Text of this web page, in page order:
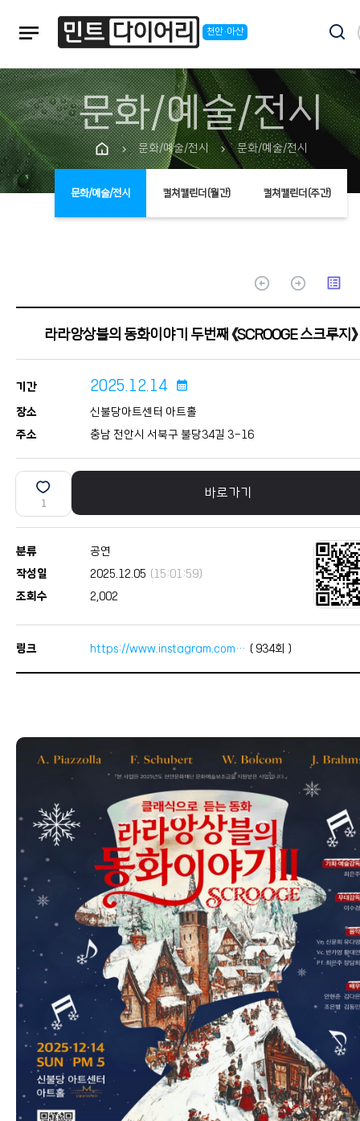
notes 천안·아산
문화/예술/전시
chevron_right 문화/예술/전시 chevron_right 문화/예술/전시
문화/예술/전시 컬쳐캘린더(월간) 컬쳐캘린더(주간)
arrow_circle_up arrow_circle_up list_alt
라라앙상블의 동화이야기 두번째 《SCROOGE 스크루지》
기간 2025.12.14 calendar_month
장소
신불당아트센터 아트홀
주소
충남 천안시 서북구 불당34길 3-16
1
바로가기
분류
공연
작성일
2025.12.05 (15:01:59)
조회수
2,002
링크 https://www.instagram.com… ( 934회 )